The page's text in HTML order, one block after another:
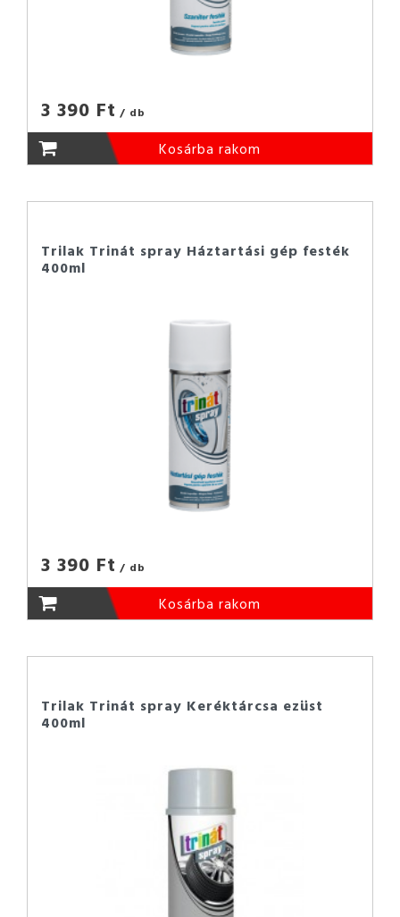
3 390 Ft / db
Kosárba rakom
Trilak Trinát spray Háztartási gép festék
400ml
3 390 Ft / db
Kosárba rakom
Trilak Trinát spray Keréktárcsa ezüst
400ml